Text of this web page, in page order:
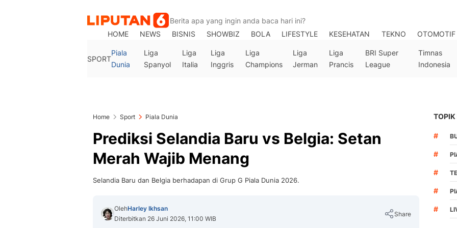
HOME
NEWS BISNIS SHOWBIZ BOLA LIFESTYLE KESEHATAN TEKNO OTOMOTIF
SPORT
Piala
Dunia
Liga
Spanyol
Liga
Italia
Liga
Inggris
Liga
Champions
Liga
Jerman
Liga
Prancis
BRI Super
League
Timnas
Indonesia
Home Sport Piala Dunia
Prediksi Selandia Baru vs Belgia: Setan
Merah Wajib Menang
Selandia Baru dan Belgia berhadapan di Grup G Piala Dunia 2026.
OlehHarley Ikhsan
Diterbitkan 26 Juni 2026, 11:00 WIB
Share
TOPIK
#
#
#
#
#